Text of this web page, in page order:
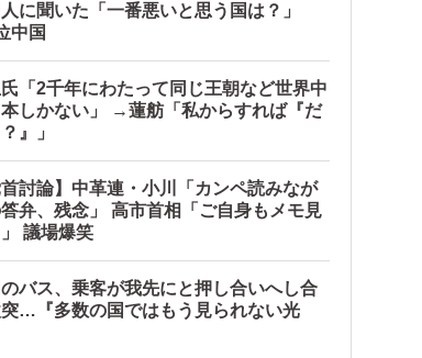
に聞いた「一番悪いと思う国は？」
中国
「2千年にわたって同じ王朝など世界中
しかない」 →蓮舫「私からすれば『だ
』」
首討論】中革連・小川「カンペ読みなが
弁、残念」 高市首相「ご自身もメモ見
議場爆笑
バス、乗客が我先にと押し合いへし合
…『多数の国ではもう見られない光